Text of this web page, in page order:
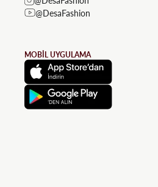
@DesaFashion
MOBİL UYGULAMA